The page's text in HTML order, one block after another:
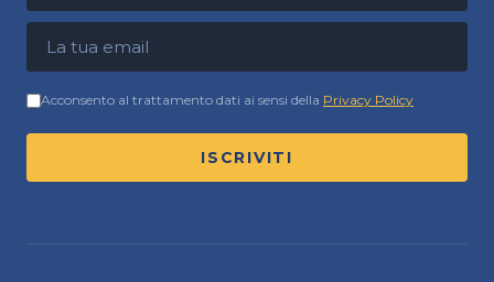
Indirizzo email
Acconsento al trattamento dati ai sensi della Privacy Policy
ISCRIVITI